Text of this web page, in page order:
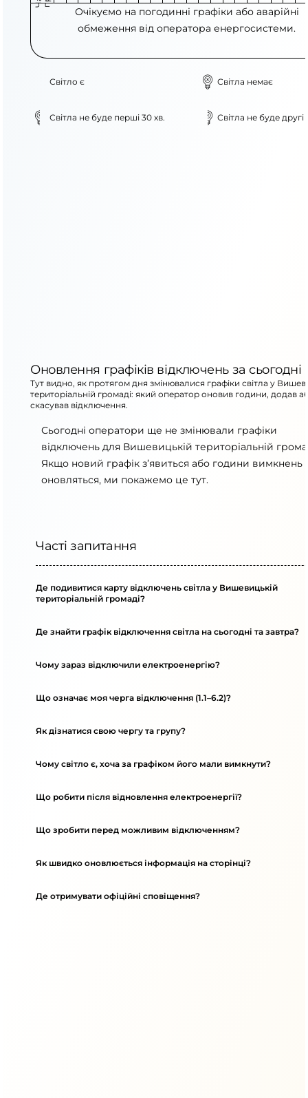
Очікуємо на погодинні графіки або аварійні
обмеження від оператора енергосистеми.
Світло є Світла немає
Світла не буде перші 30 хв. Світла не буде другі
Оновлення графіків відключень за сьогодні
Тут видно, як протягом дня змінювалися графіки світла у
територіальній громаді: який оператор оновив години, додав
скасував відключення.
Сьогодні оператори ще не змінювали графіки
відключень для Вишевицькій територіальній
Якщо новий графік з’явиться або години вимкнень
оновляться, ми покажемо це тут.
Часті запитання
Де подивитися карту відключень світла у Вишевицькій
територіальній громаді?
Де знайти графік відключення світла на сьогодні та завтра?
Чому зараз відключили електроенергію?
Що означає моя черга відключення (1.1–6.2)?
Як дізнатися свою чергу та групу?
Чому світло є, хоча за графіком його мали вимкнути?
Що робити після відновлення електроенергії?
Що зробити перед можливим відключенням?
Як швидко оновлюється інформація на сторінці?
Де отримувати офіційні сповіщення?